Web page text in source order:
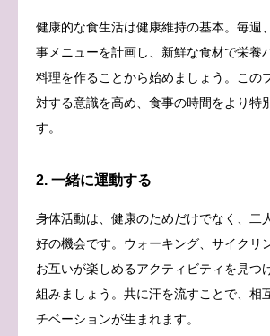
健康的な食生活は健康維持の基本。毎週
事メニューを計画し、新鮮な食材で栄養
料理を作ることから始めましょう。この
対する意識を高め、食事の時間をより特
す。
2. 一緒に運動する
身体活動は、健康のためだけでなく、二
好の機会です。ウォーキング、サイクリ
お互いが楽しめるアクティビティを見つ
組みましょう。共に汗を流すことで、相
チベーションが生まれます。